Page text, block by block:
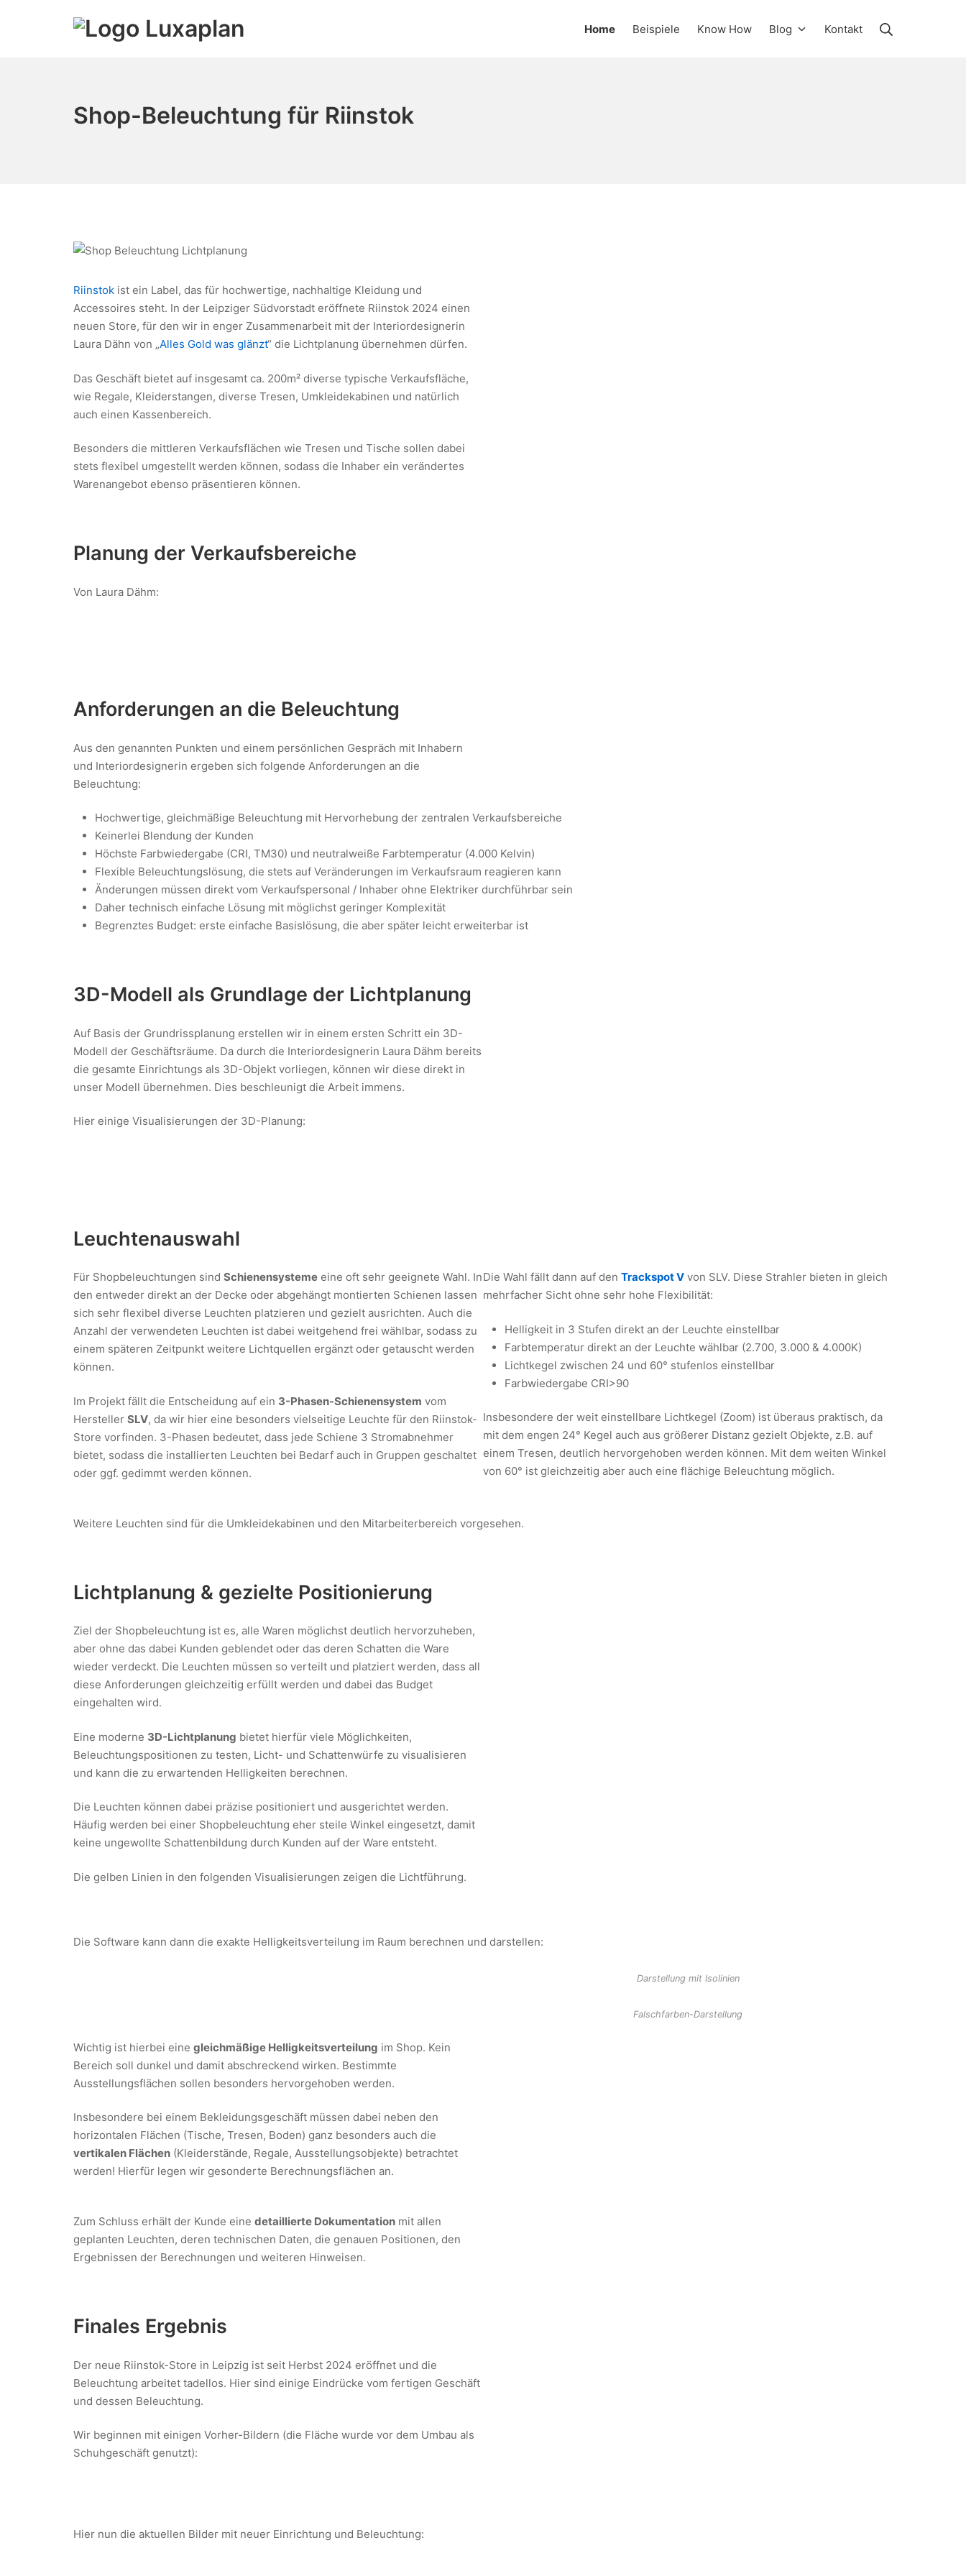
Home Beispiele Know How Blog Kontakt
Shop-Beleuchtung für Riinstok
Riinstok ist ein Label, das für hochwertige, nachhaltige Kleidung und
Accessoires steht. In der Leipziger Südvorstadt eröffnete Riinstok 2024 einen
neuen Store, für den wir in enger Zusammenarbeit mit der Interiordesignerin
Laura Dähn von „Alles Gold was glänzt“ die Lichtplanung übernehmen dürfen.
Das Geschäft bietet auf insgesamt ca. 200m² diverse typische Verkaufsfläche,
wie Regale, Kleiderstangen, diverse Tresen, Umkleidekabinen und natürlich
auch einen Kassenbereich.
Besonders die mittleren Verkaufsflächen wie Tresen und Tische sollen dabei
stets flexibel umgestellt werden können, sodass die Inhaber ein verändertes
Warenangebot ebenso präsentieren können.
Planung der Verkaufsbereiche
Von Laura Dähm:
Anforderungen an die Beleuchtung
Aus den genannten Punkten und einem persönlichen Gespräch mit Inhabern
und Interiordesignerin ergeben sich folgende Anforderungen an die
Beleuchtung:
Hochwertige, gleichmäßige Beleuchtung mit Hervorhebung der zentralen Verkaufsbereiche
Keinerlei Blendung der Kunden
Höchste Farbwiedergabe (CRI, TM30) und neutralweiße Farbtemperatur (4.000 Kelvin)
Flexible Beleuchtungslösung, die stets auf Veränderungen im Verkaufsraum reagieren kann
Änderungen müssen direkt vom Verkaufspersonal / Inhaber ohne Elektriker durchführbar sein
Daher technisch einfache Lösung mit möglichst geringer Komplexität
Begrenztes Budget: erste einfache Basislösung, die aber später leicht erweiterbar ist
3D-Modell als Grundlage der Lichtplanung
Auf Basis der Grundrissplanung erstellen wir in einem ersten Schritt ein 3D-
Modell der Geschäftsräume. Da durch die Interiordesignerin Laura Dähm bereits
die gesamte Einrichtungs als 3D-Objekt vorliegen, können wir diese direkt in
unser Modell übernehmen. Dies beschleunigt die Arbeit immens.
Hier einige Visualisierungen der 3D-Planung:
Leuchtenauswahl
Für Shopbeleuchtungen sind Schienensysteme eine oft sehr geeignete Wahl. In
den entweder direkt an der Decke oder abgehängt montierten Schienen lassen
sich sehr flexibel diverse Leuchten platzieren und gezielt ausrichten. Auch die
Anzahl der verwendeten Leuchten ist dabei weitgehend frei wählbar, sodass zu
einem späteren Zeitpunkt weitere Lichtquellen ergänzt oder getauscht werden
können.
Im Projekt fällt die Entscheidung auf ein 3-Phasen-Schienensystem vom
Hersteller SLV, da wir hier eine besonders vielseitige Leuchte für den Riinstok-
Store vorfinden. 3-Phasen bedeutet, dass jede Schiene 3 Stromabnehmer
bietet, sodass die installierten Leuchten bei Bedarf auch in Gruppen geschaltet
oder ggf. gedimmt werden können.
Die Wahl fällt dann auf den Trackspot V von SLV. Diese Strahler bieten in gleich
mehrfacher Sicht ohne sehr hohe Flexibilität:
Helligkeit in 3 Stufen direkt an der Leuchte einstellbar
Farbtemperatur direkt an der Leuchte wählbar (2.700, 3.000 & 4.000K)
Lichtkegel zwischen 24 und 60° stufenlos einstellbar
Farbwiedergabe CRI>90
Insbesondere der weit einstellbare Lichtkegel (Zoom) ist überaus praktisch, da
mit dem engen 24° Kegel auch aus größerer Distanz gezielt Objekte, z.B. auf
einem Tresen, deutlich hervorgehoben werden können. Mit dem weiten Winkel
von 60° ist gleichzeitig aber auch eine flächige Beleuchtung möglich.
Weitere Leuchten sind für die Umkleidekabinen und den Mitarbeiterbereich vorgesehen.
Lichtplanung & gezielte Positionierung
Ziel der Shopbeleuchtung ist es, alle Waren möglichst deutlich hervorzuheben,
aber ohne das dabei Kunden geblendet oder das deren Schatten die Ware
wieder verdeckt. Die Leuchten müssen so verteilt und platziert werden, dass all
diese Anforderungen gleichzeitig erfüllt werden und dabei das Budget
eingehalten wird.
Eine moderne 3D-Lichtplanung bietet hierfür viele Möglichkeiten,
Beleuchtungspositionen zu testen, Licht- und Schattenwürfe zu visualisieren
und kann die zu erwartenden Helligkeiten berechnen.
Die Leuchten können dabei präzise positioniert und ausgerichtet werden.
Häufig werden bei einer Shopbeleuchtung eher steile Winkel eingesetzt, damit
keine ungewollte Schattenbildung durch Kunden auf der Ware entsteht.
Die gelben Linien in den folgenden Visualisierungen zeigen die Lichtführung.
Die Software kann dann die exakte Helligkeitsverteilung im Raum berechnen und darstellen:
Darstellung mit Isolinien
Falschfarben-Darstellung
Wichtig ist hierbei eine gleichmäßige Helligkeitsverteilung im Shop. Kein
Bereich soll dunkel und damit abschreckend wirken. Bestimmte
Ausstellungsflächen sollen besonders hervorgehoben werden.
Insbesondere bei einem Bekleidungsgeschäft müssen dabei neben den
horizontalen Flächen (Tische, Tresen, Boden) ganz besonders auch die
vertikalen Flächen (Kleiderstände, Regale, Ausstellungsobjekte) betrachtet
werden! Hierfür legen wir gesonderte Berechnungsflächen an.
Zum Schluss erhält der Kunde eine detaillierte Dokumentation mit allen
geplanten Leuchten, deren technischen Daten, die genauen Positionen, den
Ergebnissen der Berechnungen und weiteren Hinweisen.
Finales Ergebnis
Der neue Riinstok-Store in Leipzig ist seit Herbst 2024 eröffnet und die
Beleuchtung arbeitet tadellos. Hier sind einige Eindrücke vom fertigen Geschäft
und dessen Beleuchtung.
Wir beginnen mit einigen Vorher-Bildern (die Fläche wurde vor dem Umbau als
Schuhgeschäft genutzt):
Hier nun die aktuellen Bilder mit neuer Einrichtung und Beleuchtung: